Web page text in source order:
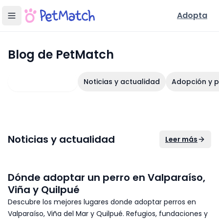
Adopta
Blog de PetMatch
Noticias y actualidad Adopción y
Noticias y actualidad Leer más
Dónde adoptar un perro en Valparaíso,
Viña y Quilpué
Descubre los mejores lugares donde adoptar perros en
Valparaíso, Viña del Mar y Quilpué. Refugios, fundaciones y